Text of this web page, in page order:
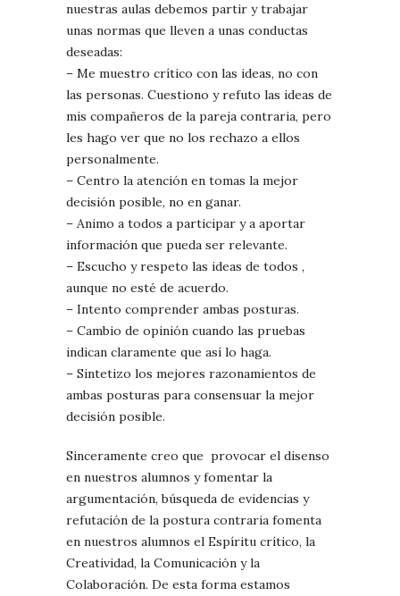
nuestras aulas debemos partir y trabajar
unas normas que lleven a unas conductas
deseadas:
– Me muestro crítico con las ideas, no con
las personas. Cuestiono y refuto las ideas de
mis compañeros de la pareja contraria, pero
les hago ver que no los rechazo a ellos
personalmente.
– Centro la atención en tomas la mejor
decisión posible, no en ganar.
– Animo a todos a participar y a aportar
información que pueda ser relevante.
– Escucho y respeto las ideas de todos ,
aunque no esté de acuerdo.
– Intento comprender ambas posturas.
– Cambio de opinión cuando las pruebas
indican claramente que así lo haga.
– Sintetizo los mejores razonamientos de
ambas posturas para consensuar la mejor
decisión posible.
Sinceramente creo que provocar el disenso
en nuestros alumnos y fomentar la
argumentación, búsqueda de evidencias y
refutación de la postura contraria fomenta
en nuestros alumnos el Espíritu crítico, la
Creatividad, la Comunicación y la
Colaboración. De esta forma estamos